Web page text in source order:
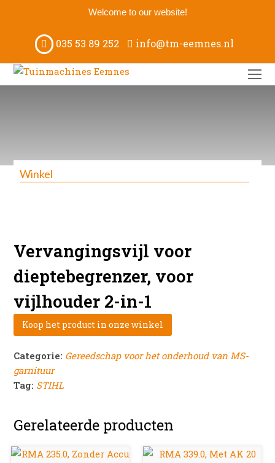
Welcome to our website!
035 53 89 252 info@tm-eemnes.nl
Winkel
Vervangingsvijl voor
dieptebegrenzer, voor
vijlhouder 2-in-1
Koop het product in onze winkel
Categorie: Gereedschap voor het onderhoud van MS-
garnituur
Tag: STIHL
Gerelateerde producten